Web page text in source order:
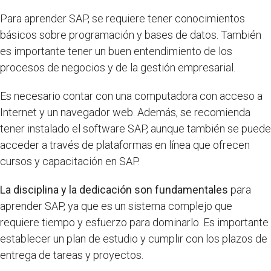
Para aprender SAP, se requiere tener conocimientos
básicos sobre programación y bases de datos. También
es importante tener un buen entendimiento de los
procesos de negocios y de la gestión empresarial.
Es necesario contar con una computadora con acceso a
Internet y un navegador web. Además, se recomienda
tener instalado el software SAP, aunque también se puede
acceder a través de plataformas en línea que ofrecen
cursos y capacitación en SAP.
La disciplina y la dedicación son fundamentales para
aprender SAP, ya que es un sistema complejo que
requiere tiempo y esfuerzo para dominarlo. Es importante
establecer un plan de estudio y cumplir con los plazos de
entrega de tareas y proyectos.